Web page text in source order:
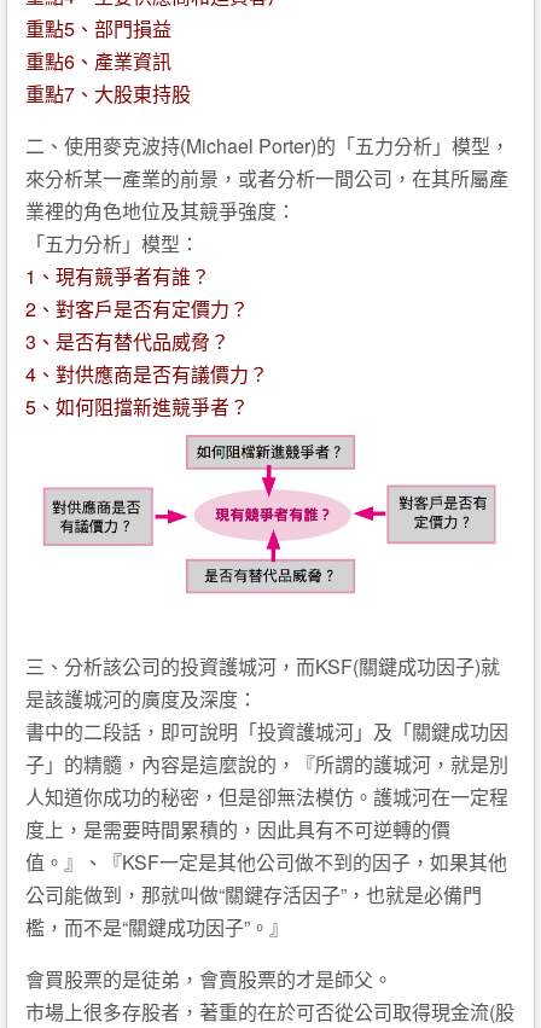
重點5、部門損益
重點6、產業資訊
重點7、大股東持股
二、使用麥克波持(Michael Porter)的「五力分析」模型，
來分析某一產業的前景，或者分析一間公司，在其所屬產
業裡的角色地位及其競爭強度：
「五力分析」模型：
1、現有競爭者有誰？
2、對客戶是否有定價力？
3、是否有替代品威脅？
4、對供應商是否有議價力？
5、如何阻擋新進競爭者？
三、分析該公司的投資護城河，而KSF(關鍵成功因子)就
是該護城河的廣度及深度：
書中的二段話，即可說明「投資護城河」及「關鍵成功因
子」的精髓，內容是這麼說的，『所謂的護城河，就是別
人知道你成功的秘密，但是卻無法模仿。護城河在一定程
度上，是需要時間累積的，因此具有不可逆轉的價
值。』、『KSF一定是其他公司做不到的因子，如果其他
公司能做到，那就叫做“關鍵存活因子”，也就是必備門
檻，而不是“關鍵成功因子”。』
會買股票的是徒弟，會賣股票的才是師父。
市場上很多存股者，著重的在於可否從公司取得現金流(股